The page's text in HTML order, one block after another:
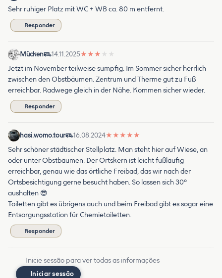
Sehr ruhiger Platz mit WC + WB ca. 80 m entfernt.
Responder
Mücken 14.11.2025★ ★ ★ ★ ★
Jetzt im November teilweise sumpfig. Im Sommer sicher herrlich
zwischen den Obstbäumen. Zentrum und Therme gut zu Fuß
erreichbar. Radwege gleich in der Nähe. Kommen sicher wieder.
Responder
hasi.womo.tour 16.08.2024★ ★ ★ ★ ★
Sehr schöner städtischer Stellplatz. Man steht hier auf Wiese, an
oder unter Obstbäumen. Der Ortskern ist leicht fußläufig
erreichbar, genau wie das örtliche Freibad, das wir nach der
Ortsbesichtigung gerne besucht haben. So lassen sich 30°
aushalten 😎
Toiletten gibt es übrigens auch und beim Freibad gibt es sogar eine
Entsorgungsstation für Chemietoiletten.
Responder
Inicie sessão para ver todas as informações
Iniciar sessão